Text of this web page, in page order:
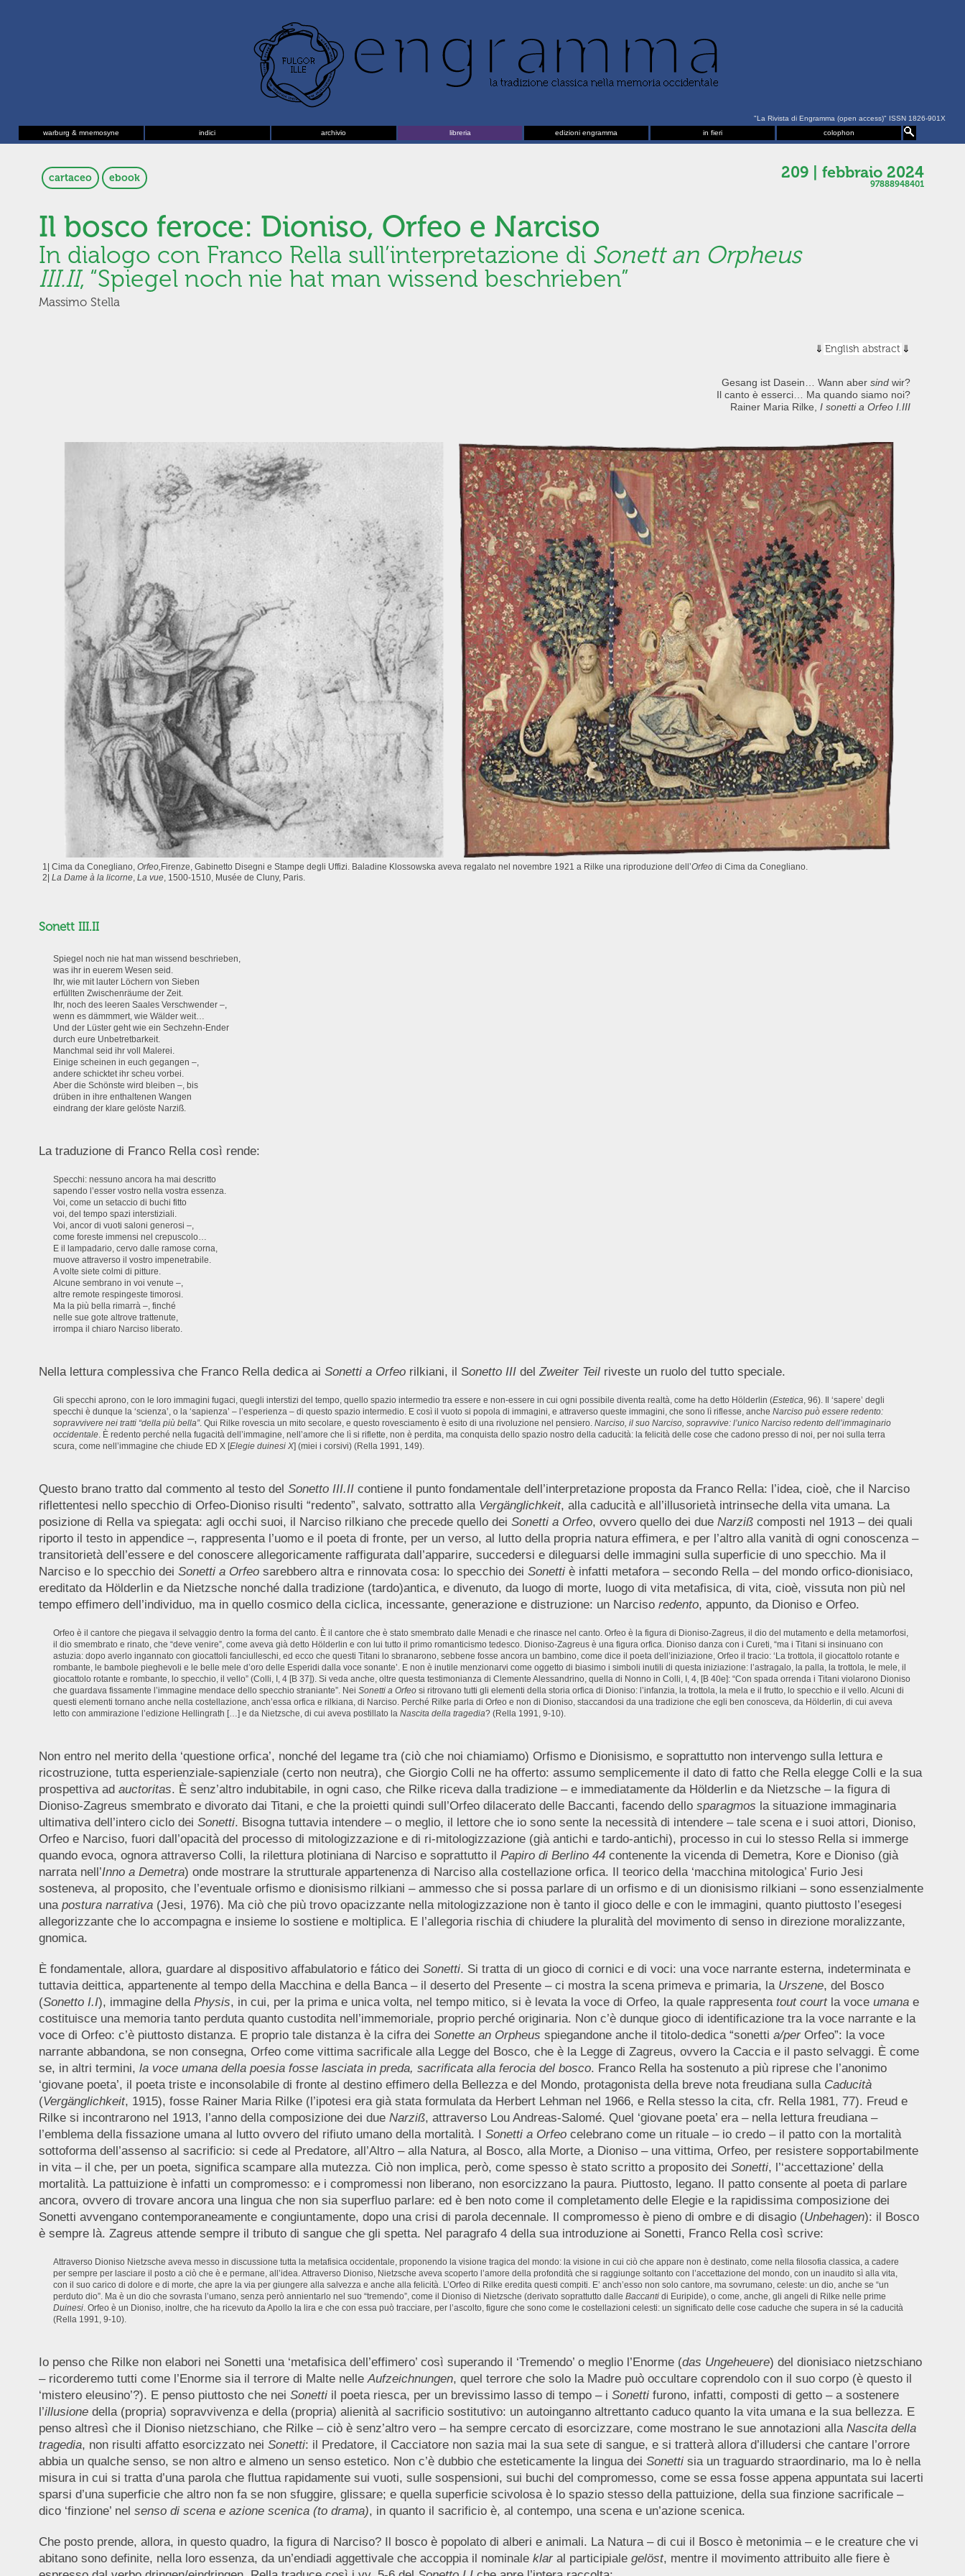
"La Rivista di Engramma (open access)" ISSN 1826-901X
warburg & mnemosyne
indici archivio libreria edizioni engramma in fieri colophon
cartaceo ebook 209 | febbraio 2024
97888948401
Il bosco feroce: Dioniso, Orfeo e Narciso
In dialogo con Franco Rella sull’interpretazione di Sonett an Orpheus
III.II, “Spiegel noch nie hat man wissend beschrieben”
Massimo Stella
English abstract
Gesang ist Dasein… Wann aber sindwir?
Il canto è esserci… Ma quando siamo noi?
Rainer Maria Rilke, I sonetti a Orfeo I.III
1| Cima da Conegliano, Orfeo, Firenze, Gabinetto Disegni e Stampe degli Uffizi. Baladine Klossowska aveva regalato nel novembre 1921 a Rilke una riproduzione dell’Orfeodi Cima da Conegliano.
2| La Dame à la licorne, La vue, 1500-1510, Musée de Cluny, Paris.
Sonett III.II
Spiegel noch nie hat man wissend beschrieben,
was ihr in euerem Wesen seid.
Ihr, wie mit lauter Löchern von Sieben
erfüllten Zwischenräume der Zeit.
Ihr, noch des leeren Saales Verschwender –,
wenn es dämmmert, wie Wälder weit…
Und der Lüster geht wie ein Sechzehn-Ender
durch eure Unbetretbarkeit.
Manchmal seid ihr voll Malerei.
Einige scheinen in euch gegangen –,
andere schicktet ihr scheu vorbei.
Aber die Schönste wird bleiben –, bis
drüben in ihre enthaltenen Wangen
eindrang der klare gelöste Narziß.
La traduzione di Franco Rella così rende:
Specchi: nessuno ancora ha mai descritto
sapendo l’esser vostro nella vostra essenza.
Voi, come un setaccio di buchi fitto
voi, del tempo spazi interstiziali.
Voi, ancor di vuoti saloni generosi –,
come foreste immensi nel crepuscolo…
E il lampadario, cervo dalle ramose corna,
muove attraverso il vostro impenetrabile.
A volte siete colmi di pitture.
Alcune sembrano in voi venute –,
altre remote respingeste timorosi.
Ma la più bella rimarrà –, finché
nelle sue gote altrove trattenute,
irrompa il chiaro Narciso liberato.
Nella lettura complessiva che Franco Rella dedica ai Sonetti a Orfeorilkiani, il Sonetto IIIdel Zweiter Teilriveste un ruolo del tutto speciale.
Gli specchi aprono, con le loro immagini fugaci, quegli interstizi del tempo, quello spazio intermedio tra essere e non-essere in cui ogni possibile diventa realtà, come ha detto Hölderlin (Estetica , 96). Il ‘sapere’ degli
specchi è dunque la ‘scienza’, o la ‘sapienza’ – l’esperienza – di questo spazio intermedio. E così il vuoto si popola di immagini, e attraverso queste immagini, che sono lì riflesse, anche Narciso può essere redento:
sopravvivere nei tratti “della più bella”. Qui Rilke rovescia un mito secolare, e questo rovesciamento è esito di una rivoluzione nel pensiero. Narciso, il suo Narciso, sopravvive: l’unico Narciso redento dell’immaginario
occidentale. È redento perché nella fugacità dell’immagine, nell’amore che lì si riflette, non è perdita, ma conquista dello spazio nostro della caducità: la felicità delle cose che cadono presso di noi, per noi sulla terra
scura, come nell’immagine che chiude ED X [Elegie duinesi X] (miei i corsivi) (Rella 1991, 149).
Questo brano tratto dal commento al testo del Sonetto III.IIcontiene il punto fondamentale dell’interpretazione proposta da Franco Rella: l’idea, cioè, che il Narciso
riflettentesi nello specchio di Orfeo-Dioniso risulti “redento”, salvato, sottratto alla Vergänglichkeit, alla caducità e all’illusorietà intrinseche della vita umana. La
posizione di Rella va spiegata: agli occhi suoi, il Narciso rilkiano che precede quello dei Sonetti a Orfeo, ovvero quello dei due Narzißcomposti nel 1913 – dei quali
riporto il testo in appendice –, rappresenta l’uomo e il poeta di fronte, per un verso, al lutto della propria natura effimera, e per l’altro alla vanità di ogni conoscenza –
transitorietà dell’essere e del conoscere allegoricamente raffigurata dall’apparire, succedersi e dileguarsi delle immagini sulla superficie di uno specchio. Ma il
Narciso e lo specchio dei Sonetti a Orfeosarebbero altra e rinnovata cosa: lo specchio dei Sonettiè infatti metafora – secondo Rella – del mondo orfico-dionisiaco,
ereditato da Hölderlin e da Nietzsche nonché dalla tradizione (tardo)antica, e divenuto, da luogo di morte, luogo di vita metafisica, di vita, cioè, vissuta non più nel
tempo effimero dell’individuo, ma in quello cosmico della ciclica, incessante, generazione e distruzione: un Narciso redento, appunto, da Dioniso e Orfeo.
Orfeo è il cantore che piegava il selvaggio dentro la forma del canto. È il cantore che è stato smembrato dalle Menadi e che rinasce nel canto. Orfeo è la figura di Dioniso-Zagreus, il dio del mutamento e della metamorfosi,
il dio smembrato e rinato, che “deve venire”, come aveva già detto Hölderlin e con lui tutto il primo romanticismo tedesco. Dioniso-Zagreus è una figura orfica. Dioniso danza con i Cureti, “ma i Titani si insinuano con
astuzia: dopo averlo ingannato con giocattoli fanciulleschi, ed ecco che questi Titani lo sbranarono, sebbene fosse ancora un bambino, come dice il poeta dell’iniziazione, Orfeo il tracio: ‘La trottola, il giocattolo rotante e
rombante, le bambole pieghevoli e le belle mele d’oro delle Esperidi dalla voce sonante’. E non è inutile menzionarvi come oggetto di biasimo i simboli inutili di questa iniziazione: l’astragalo, la palla, la trottola, le mele, il
giocattolo rotante e rombante, lo specchio, il vello” (Colli, I, 4 [B 37]). Si veda anche, oltre questa testimonianza di Clemente Alessandrino, quella di Nonno in Colli, I, 4, [B 40e]: “Con spada orrenda i Titani violarono Dioniso
che guardava fissamente l’immagine mendace dello specchio straniante”. Nei Sonetti a Orfeosi ritrovano tutti gli elementi della storia orfica di Dioniso: l’infanzia, la trottola, la mela e il frutto, lo specchio e il vello. Alcuni di
questi elementi tornano anche nella costellazione, anch’essa orfica e rilkiana, di Narciso. Perché Rilke parla di Orfeo e non di Dioniso, staccandosi da una tradizione che egli ben conosceva, da Hölderlin, di cui aveva
letto con ammirazione l’edizione Hellingrath […] e da Nietzsche, di cui aveva postillato la Nascita della tragedia? (Rella 1991, 9-10).
Non entro nel merito della ‘questione orfica’, nonché del legame tra (ciò che noi chiamiamo) Orfismo e Dionisismo, e soprattutto non intervengo sulla lettura e
ricostruzione, tutta esperienziale-sapienziale (certo non neutra), che Giorgio Colli ne ha offerto: assumo semplicemente il dato di fatto che Rella elegge Colli e la sua
prospettiva ad auctoritas. È senz’altro indubitabile, in ogni caso, che Rilke riceva dalla tradizione – e immediatamente da Hölderlin e da Nietzsche – la figura di
Dioniso-Zagreus smembrato e divorato dai Titani, e che la proietti quindi sull’Orfeo dilacerato delle Baccanti, facendo dello sparagmos la situazione immaginaria
ultimativa dell’intero ciclo dei Sonetti. Bisogna tuttavia intendere – o meglio, il lettore che io sono sente la necessità di intendere – tale scena e i suoi attori, Dioniso,
Orfeo e Narciso, fuori dall’opacità del processo di mitologizzazione e di ri-mitologizzazione (già antichi e tardo-antichi), processo in cui lo stesso Rella si immerge
quando evoca, ognora attraverso Colli, la rilettura plotiniana di Narciso e soprattutto il Papiro di Berlino 44contenente la vicenda di Demetra, Kore e Dioniso (già
narrata nell’Inno a Demetra) onde mostrare la strutturale appartenenza di Narciso alla costellazione orfica. Il teorico della ‘macchina mitologica’ Furio Jesi
sosteneva, al proposito, che l’eventuale orfismo e dionisismo rilkiani – ammesso che si possa parlare di un orfismo e di un dionisismo rilkiani – sono essenzialmente
una postura narrativa(Jesi, 1976). Ma ciò che più trovo opacizzante nella mitologizzazione non è tanto il gioco delle e con le immagini, quanto piuttosto l’esegesi
allegorizzante che lo accompagna e insieme lo sostiene e moltiplica. E l’allegoria rischia di chiudere la pluralità del movimento di senso in direzione moralizzante,
gnomica.
È fondamentale, allora, guardare al dispositivo affabulatorio e fático dei Sonetti. Si tratta di un gioco di cornici e di voci: una voce narrante esterna, indeterminata e
tuttavia deittica, appartenente al tempo della Macchina e della Banca – il deserto del Presente – ci mostra la scena primeva e primaria, la Urszene, del Bosco
(Sonetto I.I), immagine della Physis, in cui, per la prima e unica volta, nel tempo mitico, si è levata la voce di Orfeo, la quale rappresenta tout courtla voce umanae
costituisce una memoria tanto perduta quanto custodita nell’immemoriale, proprio perché originaria. Non c’è dunque gioco di identificazione tra la voce narrante e la
voce di Orfeo: c’è piuttosto distanza. E proprio tale distanza è la cifra dei Sonette an Orpheus spiegandone anche il titolo-dedica “sonetti a/perOrfeo”: la voce
narrante abbandona, se non consegna, Orfeo come vittima sacrificale alla Legge del Bosco, che è la Legge di Zagreus, ovvero la Caccia e il pasto selvaggi. È come
se, in altri termini, la voce umana della poesia fosse lasciata in preda, sacrificata alla ferocia del bosco. Franco Rella ha sostenuto a più riprese che l’anonimo
‘giovane poeta’, il poeta triste e inconsolabile di fronte al destino effimero della Bellezza e del Mondo, protagonista della breve nota freudiana sulla Caducità
(Vergänglichkeit, 1915), fosse Rainer Maria Rilke (l’ipotesi era già stata formulata da Herbert Lehman nel 1966, e Rella stesso la cita, cfr. Rella 1981, 77). Freud e
Rilke si incontrarono nel 1913, l’anno della composizione dei due Narziß, attraverso Lou Andreas-Salomé. Quel ‘giovane poeta’ era – nella lettura freudiana –
l’emblema della fissazione umana al lutto ovvero del rifiuto umano della mortalità. I Sonetti a Orfeocelebrano come un rituale – io credo – il patto con la mortalità
sottoforma dell’assenso al sacrificio: si cede al Predatore, all’Altro – alla Natura, al Bosco, alla Morte, a Dioniso – una vittima, Orfeo, per resistere sopportabilmente
in vita – il che, per un poeta, significa scampare alla mutezza. Ciò non implica, però, come spesso è stato scritto a proposito dei Sonetti, l’‘accettazione’ della
mortalità. La pattuizione è infatti un compromesso: e i compromessi non liberano, non esorcizzano la paura. Piuttosto, legano. Il patto consente al poeta di parlare
ancora, ovvero di trovare ancora una lingua che non sia superfluo parlare: ed è ben noto come il completamento delle Elegie e la rapidissima composizione dei
Sonetti avvengano contemporaneamente e congiuntamente, dopo una crisi di parola decennale. Il compromesso è pieno di ombre e di disagio (Unbehagen): il Bosco
è sempre là. Zagreus attende sempre il tributo di sangue che gli spetta. Nel paragrafo 4 della sua introduzione ai Sonetti, Franco Rella così scrive:
Attraverso Dioniso Nietzsche aveva messo in discussione tutta la metafisica occidentale, proponendo la visione tragica del mondo: la visione in cui ciò che appare non è destinato, come nella filosofia classica, a cadere
per sempre per lasciare il posto a ciò che è e permane, all’idea. Attraverso Dioniso, Nietzsche aveva scoperto l’amore della profondità che si raggiunge soltanto con l’accettazione del mondo, con un inaudito sì alla vita,
con il suo carico di dolore e di morte, che apre la via per giungere alla salvezza e anche alla felicità. L’Orfeo di Rilke eredita questi compiti. E’ anch’esso non solo cantore, ma sovrumano, celeste: un dio, anche se “un
perduto dio”. Ma è un dio che sovrasta l’umano, senza però annientarlo nel suo “tremendo”, come il Dioniso di Nietzsche (derivato soprattutto dalle Baccantidi Euripide), o come, anche, gli angeli di Rilke nelle prime
Duinesi. Orfeo è un Dioniso, inoltre, che ha ricevuto da Apollo la lira e che con essa può tracciare, per l’ascolto, figure che sono come le costellazioni celesti: un significato delle cose caduche che supera in sé la caducità
(Rella 1991, 9-10).
Io penso che Rilke non elabori nei Sonetti una ‘metafisica dell’effimero’ così superando il ‘Tremendo’ o meglio l’Enorme (das Ungeheuere) del dionisiaco nietzschiano
– ricorderemo tutti come l’Enorme sia il terrore di Malte nelle Aufzeichnungen, quel terrore che solo la Madre può occultare coprendolo con il suo corpo (è questo il
‘mistero eleusino’?). E penso piuttosto che nei Sonettiil poeta riesca, per un brevissimo lasso di tempo – i Sonettifurono, infatti, composti di getto – a sostenere
l’illusionedella (propria) sopravvivenza e della (propria) alienità al sacrificio sostitutivo: un autoinganno altrettanto caduco quanto la vita umana e la sua bellezza. E
penso altresì che il Dioniso nietzschiano, che Rilke – ciò è senz’altro vero – ha sempre cercato di esorcizzare, come mostrano le sue annotazioni alla Nascita della
tragedia, non risulti affatto esorcizzato nei Sonetti: il Predatore, il Cacciatore non sazia mai la sua sete di sangue, e si tratterà allora d’illudersi che cantare l’orrore
abbia un qualche senso, se non altro e almeno un senso estetico. Non c’è dubbio che esteticamente la lingua dei Sonettisia un traguardo straordinario, ma lo è nella
misura in cui si tratta d’una parola che fluttua rapidamente sui vuoti, sulle sospensioni, sui buchi del compromesso, come se essa fosse appena appuntata sui lacerti
sparsi d’una superficie che altro non fa se non sfuggire, glissare; e quella superficie scivolosa è lo spazio stesso della pattuizione, della sua finzione sacrificale –
dico ‘finzione’ nel senso di scena e azione scenica (to drama), in quanto il sacrificio è, al contempo, una scena e un’azione scenica.
Che posto prende, allora, in questo quadro, la figura di Narciso? Il bosco è popolato di alberi e animali. La Natura – di cui il Bosco è metonimia – e le creature che vi
abitano sono definite, nella loro essenza, da un’endiadi aggettivale che accoppia il nominale klaral participiale gelöst, mentre il movimento attribuito alle fiere è